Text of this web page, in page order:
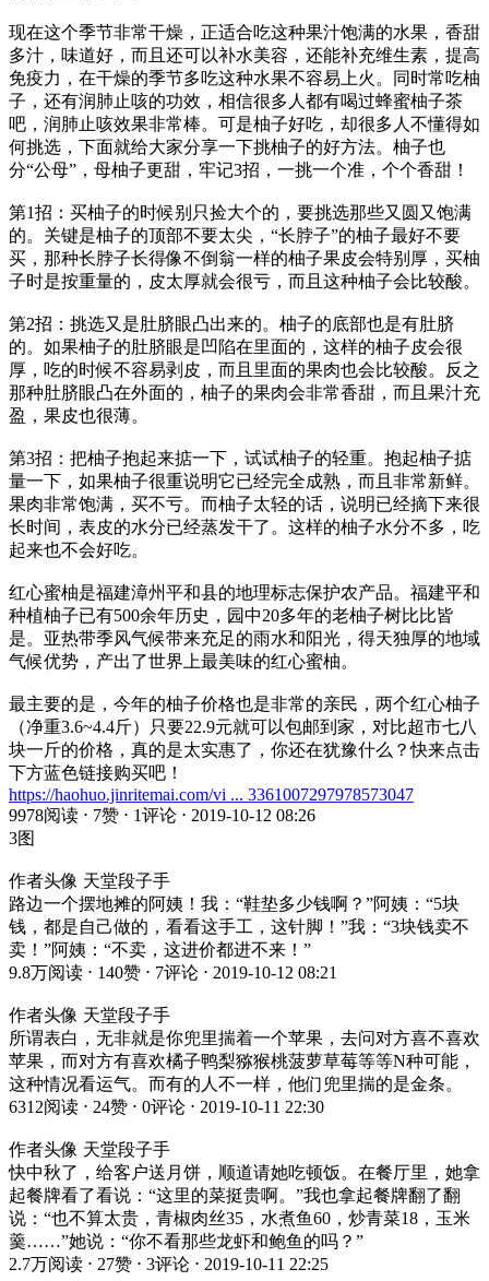
现在这个季节非常干燥，正适合吃这种果汁饱满的水果，香甜
多汁，味道好，而且还可以补水美容，还能补充维生素，提高
免疫力，在干燥的季节多吃这种水果不容易上火。同时常吃柚
子，还有润肺止咳的功效，相信很多人都有喝过蜂蜜柚子茶
吧，润肺止咳效果非常棒。可是柚子好吃，却很多人不懂得如
何挑选，下面就给大家分享一下挑柚子的好方法。柚子也
分“公母”，母柚子更甜，牢记3招，一挑一个准，个个香甜！
第1招：买柚子的时候别只捡大个的，要挑选那些又圆又饱满
的。关键是柚子的顶部不要太尖，“长脖子”的柚子最好不要
买，那种长脖子长得像不倒翁一样的柚子果皮会特别厚，买柚
子时是按重量的，皮太厚就会很亏，而且这种柚子会比较酸。
第2招：挑选又是肚脐眼凸出来的。柚子的底部也是有肚脐
的。如果柚子的肚脐眼是凹陷在里面的，这样的柚子皮会很
厚，吃的时候不容易剥皮，而且里面的果肉也会比较酸。反之
那种肚脐眼凸在外面的，柚子的果肉会非常香甜，而且果汁充
盈，果皮也很薄。
第3招：把柚子抱起来掂一下，试试柚子的轻重。抱起柚子掂
量一下，如果柚子很重说明它已经完全成熟，而且非常新鲜。
果肉非常饱满，买不亏。而柚子太轻的话，说明已经摘下来很
长时间，表皮的水分已经蒸发干了。这样的柚子水分不多，吃
起来也不会好吃。
红心蜜柚是福建漳州平和县的地理标志保护农产品。福建平和
种植柚子已有500余年历史，园中20多年的老柚子树比比皆
是。亚热带季风气候带来充足的雨水和阳光，得天独厚的地域
气候优势，产出了世界上最美味的红心蜜柚。
最主要的是，今年的柚子价格也是非常的亲民，两个红心柚子
（净重3.6~4.4斤）只要22.9元就可以包邮到家，对比超市七八
块一斤的价格，真的是太实惠了，你还在犹豫什么？快来点击
下方蓝色链接购买吧！
https://haohuo.jinritemai.com/vi ... 3361007297978573047
9978阅读 ⋅ 7赞 ⋅ 1评论 ⋅ 2019-10-12 08:26
3图
作者头像 天堂段子手
路边一个摆地摊的阿姨！我：“鞋垫多少钱啊？”阿姨：“5块
钱，都是自己做的，看看这手工，这针脚！”我：“3块钱卖不
卖！”阿姨：“不卖，这进价都进不来！”
9.8万阅读 ⋅ 140赞 ⋅ 7评论 ⋅ 2019-10-12 08:21
作者头像 天堂段子手
所谓表白，无非就是你兜里揣着一个苹果，去问对方喜不喜欢
苹果，而对方有喜欢橘子鸭梨猕猴桃菠萝草莓等等N种可能，
这种情况看运气。而有的人不一样，他们兜里揣的是金条。
6312阅读 ⋅ 24赞 ⋅ 0评论 ⋅ 2019-10-11 22:30
作者头像 天堂段子手
快中秋了，给客户送月饼，顺道请她吃顿饭。在餐厅里，她拿
起餐牌看了看说：“这里的菜挺贵啊。”我也拿起餐牌翻了翻
说：“也不算太贵，青椒肉丝35，水煮鱼60，炒青菜18，玉米
羹……”她说：“你不看那些龙虾和鲍鱼的吗？”
2.7万阅读 ⋅ 27赞 ⋅ 3评论 ⋅ 2019-10-11 22:25